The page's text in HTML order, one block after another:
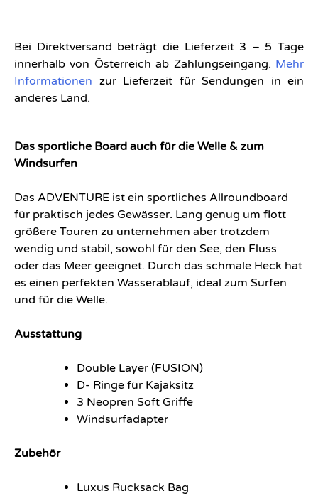
Bei Direktversand beträgt die Lieferzeit 3 – 5 Tage
innerhalb von Österreich ab Zahlungseingang. Mehr
Informationen zur Lieferzeit für Sendungen in ein
anderes Land.
Das sportliche Board auch für die Welle & zum
Windsurfen
Das ADVENTURE ist ein sportliches Allroundboard
für praktisch jedes Gewässer. Lang genug um flott
größere Touren zu unternehmen aber trotzdem
wendig und stabil, sowohl für den See, den Fluss
oder das Meer geeignet. Durch das schmale Heck hat
es einen perfekten Wasserablauf, ideal zum Surfen
und für die Welle.
Ausstattung
Double Layer (FUSION)
D- Ringe für Kajaksitz
3 Neopren Soft Griffe
Windsurfadapter
Zubehör
Luxus Rucksack Bag